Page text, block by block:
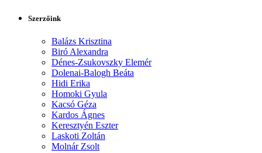
Szerzőink
Balázs Krisztina
Biró Alexandra
Dénes-Zsukovszky Elemér
Dolenai-Balogh Beáta
Hidi Erika
Homoki Gyula
Kacsó Géza
Kardos Ágnes
Keresztyén Eszter
Laskoti Zoltán
Molnár Zsolt